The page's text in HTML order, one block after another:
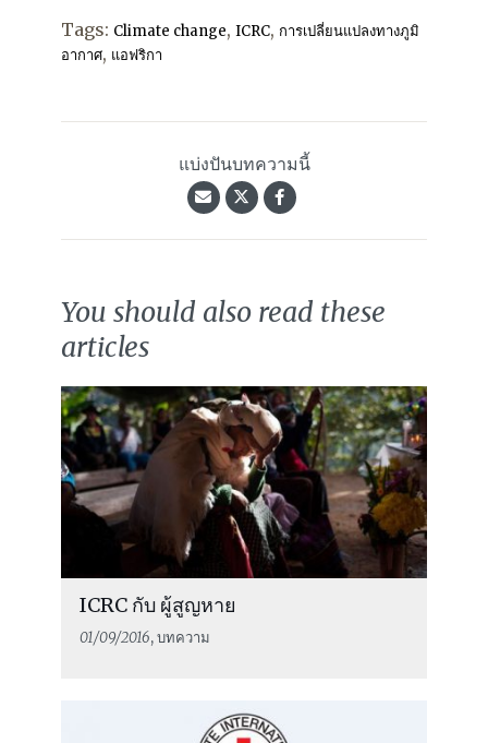
Tags: Climate change, ICRC, การเปลี่ยนแปลงทางภูมิ
อากาศ, แอฟริกา
แบ่งปันบทความนี้
You should also read these
articles
ICRC กับ ผู้สูญหาย
01/09/2016, บทความ